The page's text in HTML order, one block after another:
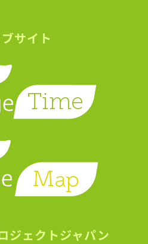
サイト
ジェクトジャパン